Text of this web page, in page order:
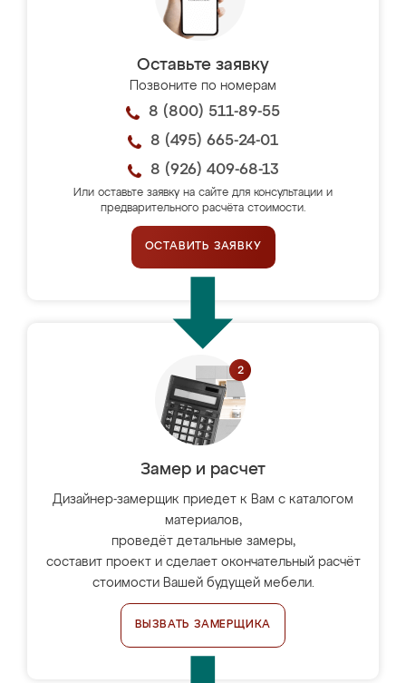
Оставьте заявку
Позвоните по номерам
8 (800) 511-89-55
8 (495) 665-24-01
8 (926) 409-68-13
Или оставьте заявку на сайте для консультации и
предварительного расчёта стоимости.
ОСТАВИТЬ ЗАЯВКУ
Замер и расчет
Дизайнер-замерщик приедет к Вам с каталогом
материалов,
проведёт детальные замеры,
составит проект и сделает окончательный расчёт
стоимости Вашей будущей мебели.
ВЫЗВАТЬ ЗАМЕРЩИКА